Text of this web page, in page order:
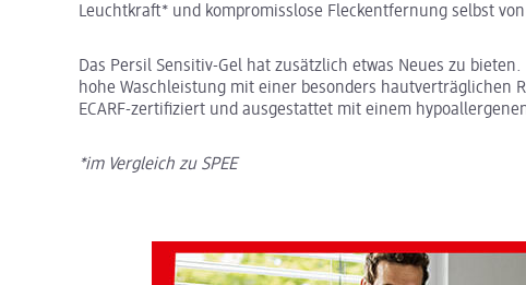
Leuchtkraft* und kompromisslose Fleckentfernung selbst
Das Persil Sensitiv-Gel hat zusätzlich etwas Neues zu
hohe Waschleistung mit einer besonders hautverträglichen
ECARF-zertifiziert und ausgestattet mit einem
*im Vergleich zu SPEE